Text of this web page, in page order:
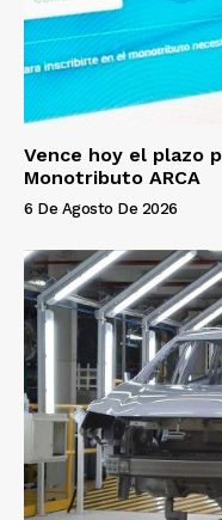
Vence hoy el plazo
Monotributo ARCA
6 De Agosto De 2026